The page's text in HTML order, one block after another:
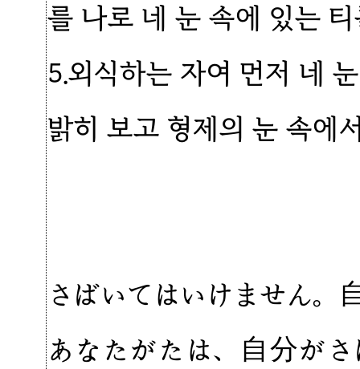
를 나로 네 눈 속에 있는
5.외식하는 자여 먼저 네
밝히 보고 형제의 눈 속에
さばいてはいけません。
あなたがたは、自分が